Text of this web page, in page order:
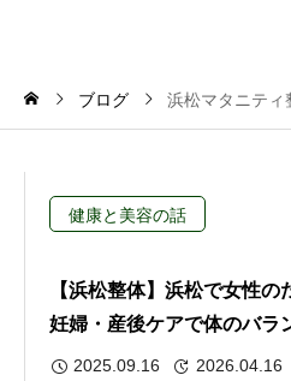
ブログ 浜松マタニティ
健康と美容の話
【浜松整体】浜松で女性の
妊婦・産後ケアで体のバラ
2025.09.16 2026.04.16